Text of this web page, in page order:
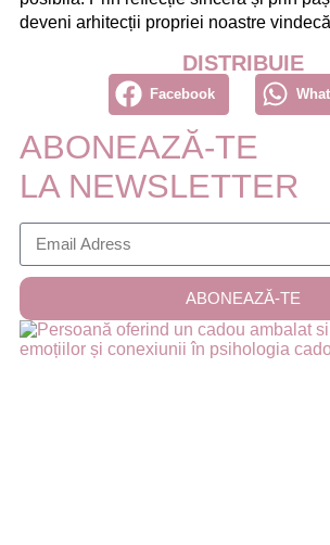
deveni arhitecții propriei noastre
DISTRIBUIE
Facebook
ABONEAZĂ-TE
LA NEWSLETTER
ABONEAZĂ-TE